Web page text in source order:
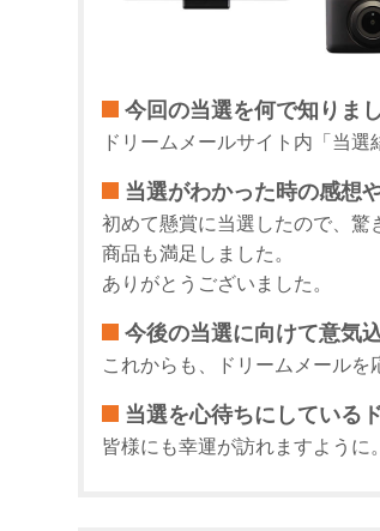
今回の当選を何で知りま
ドリームメールサイト内「当選
当選がわかった時の感想
初めて懸賞に当選したので、驚
商品も満足しました。
ありがとうございました。
今後の当選に向けて意気
これからも、ドリームメールを
当選を心待ちにしている
皆様にも幸運が訪れますように。